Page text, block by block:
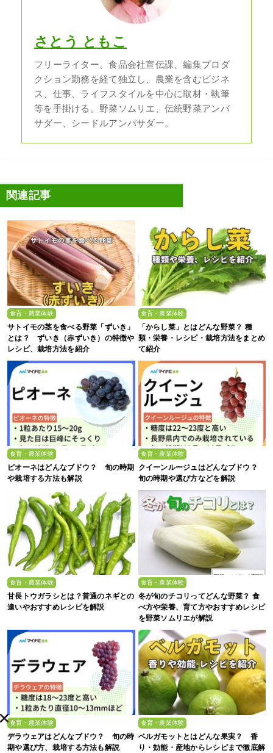
さとう ともこ
フリーライター。食品会社宣伝課、編集プロダ
クション勤務を経て独立し、農業を含むビジネ
ス、仕事、ライフスタイルを中心に取材・執筆
等を手掛ける。野菜ソムリエ、伝統野菜アンバ
サダー、シードルアンバサダー。
関連記事
食育・農業体験
サトイモの茎を食べる野菜「ずいき」
とは？ ずいき（赤ずいき）の特徴や
レシピ、栽培方法を紹介
食育・農業体験
「からし菜」とはどんな野菜？ 種
類・栄養・レシピ・栽培方法をまとめ
て紹介
食育・農業体験
ピオーネはどんなブドウ？ 旬の時期
や栽培する方法も解説
食育・農業体験
クイーンルージュはどんなブドウ？
旬の時期や選び方などを解説
食育・農業体験
甘長トウガラシとは？普通のネギとの
違いやおすすめレシピを解説
食育・農業体験
冬が旬のチコリってどんな野菜？ 食
べ方や栄養、育て方やおすすめレシピ
を野菜ソムリエが解説
食育・農業体験
デラウェアはどんなブドウ？ 旬の時
期や選び方、栽培する方法も解説
食育・農業体験
ベルガモットとはどんな果実？ 香
り・効能・産地からレシピまで徹底解